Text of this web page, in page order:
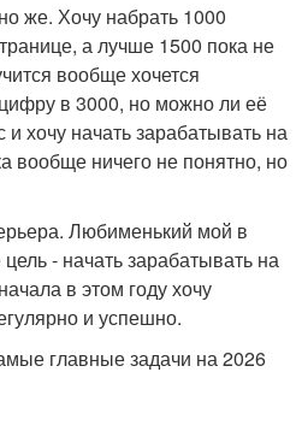
же. Хочу набрать 1000
а лучше 1500 пока не
вообще хочется
в 3000, но можно ли её
и хочу начать зарабатывать на
вообще ничего не понятно, но
Любименький мой в
- начать зарабатывать на
в этом году хочу
и успешно.
главные задачи на 2026